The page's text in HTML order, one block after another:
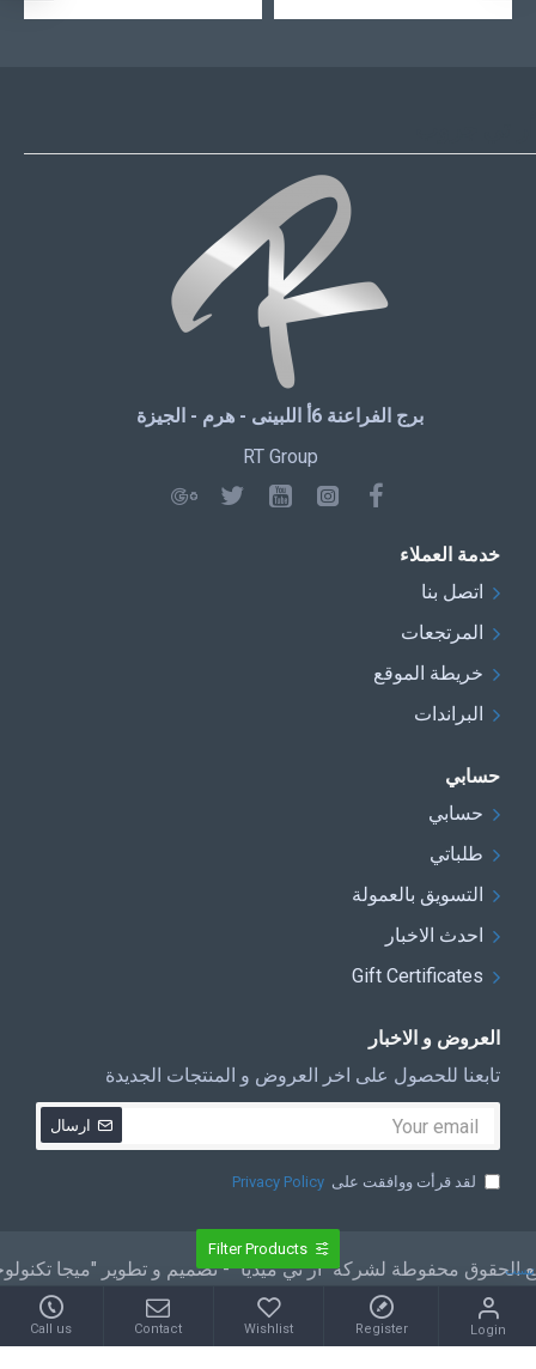
برج الفراعنة 6أ اللبينى - هرم - الجيزة
RT Group
خدمة العملاء
اتصل بنا
المرتجعات
خريطة الموقع
البراندات
حسابي
حسابي
طلباتي
التسويق بالعمولة
احدث الاخبار
Gift Certificates
العروض و الاخبار
تابعنا للحصول على اخر العروض و المنتجات الجديدة
ارسال
لقد قرأت ووافقت على Privacy Policy
الحقوق محفوطة لشركة "أر تي ميديا" - تصميم و تطوير "ميجاتيست
Login
Register
Wishlist
Contact
Call us
Filter Products